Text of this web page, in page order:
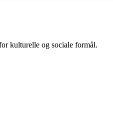
kulturelle og sociale formål.